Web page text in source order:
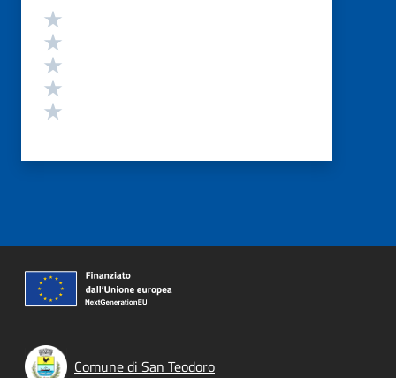
Valutazione
Comune di San Teodoro